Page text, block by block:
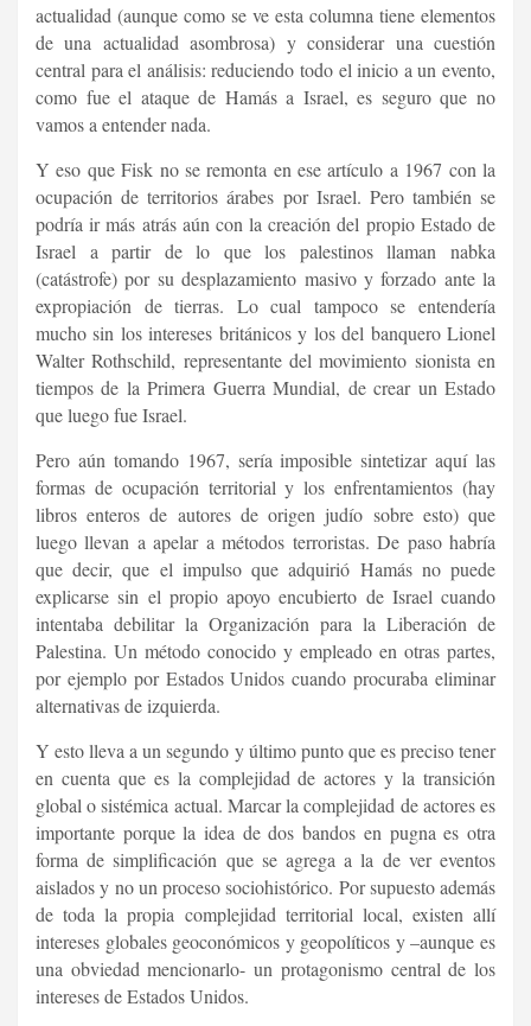
actualidad (aunque como se ve esta columna tiene elementos
de una actualidad asombrosa) y considerar una cuestión
central para el análisis: reduciendo todo el inicio a un evento,
como fue el ataque de Hamás a Israel, es seguro que no
vamos a entender nada.
Y eso que Fisk no se remonta en ese artículo a 1967 con la
ocupación de territorios árabes por Israel. Pero también se
podría ir más atrás aún con la creación del propio Estado de
Israel a partir de lo que los palestinos llaman nabka
(catástrofe) por su desplazamiento masivo y forzado ante la
expropiación de tierras. Lo cual tampoco se entendería
mucho sin los intereses británicos y los del banquero Lionel
Walter Rothschild, representante del movimiento sionista en
tiempos de la Primera Guerra Mundial, de crear un Estado
que luego fue Israel.
Pero aún tomando 1967, sería imposible sintetizar aquí las
formas de ocupación territorial y los enfrentamientos (hay
libros enteros de autores de origen judío sobre esto) que
luego llevan a apelar a métodos terroristas. De paso habría
que decir, que el impulso que adquirió Hamás no puede
explicarse sin el propio apoyo encubierto de Israel cuando
intentaba debilitar la Organización para la Liberación de
Palestina. Un método conocido y empleado en otras partes,
por ejemplo por Estados Unidos cuando procuraba eliminar
alternativas de izquierda.
Y esto lleva a un segundo y último punto que es preciso tener
en cuenta que es la complejidad de actores y la transición
global o sistémica actual. Marcar la complejidad de actores es
importante porque la idea de dos bandos en pugna es otra
forma de simplificación que se agrega a la de ver eventos
aislados y no un proceso sociohistórico. Por supuesto además
de toda la propia complejidad territorial local, existen allí
intereses globales geoconómicos y geopolíticos y –aunque es
una obviedad mencionarlo- un protagonismo central de los
intereses de Estados Unidos.